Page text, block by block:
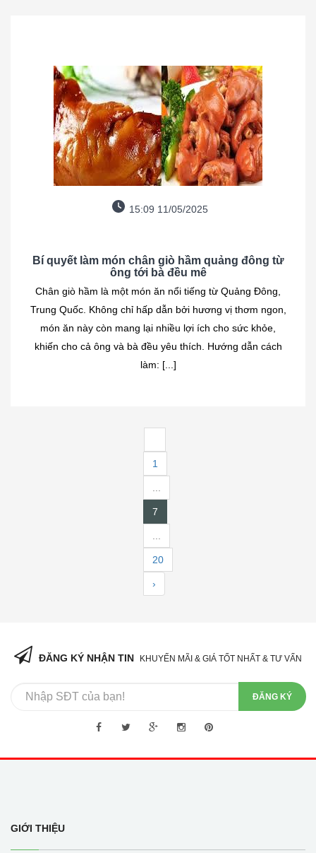
15:09 11/05/2025
Bí quyết làm món chân giò hầm quảng đông từ
ông tới bà đều mê
Chân giò hầm là một món ăn nổi tiếng từ Quảng Đông,
Trung Quốc. Không chỉ hấp dẫn bởi hương vị thơm ngon,
món ăn này còn mang lại nhiều lợi ích cho sức khỏe,
khiến cho cả ông và bà đều yêu thích. Hướng dẫn cách
làm: [...]
1
7
20
›
ĐĂNG KÝ NHẬN TIN KHUYẾN MÃI & GIÁ TỐT NHẤT & TƯ VẤN
ĐĂNG KÝ
GIỚI THIỆU